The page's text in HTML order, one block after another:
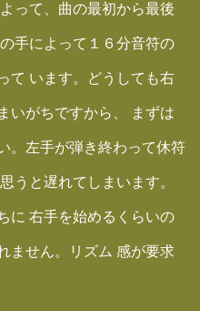
って、曲の最初から最後
手によって１６分音符の
て います。どうしても右
いがちですから、 まずは
。左手が弾き終わって休符
うと遅れてしまいます。
に 右手を始めるくらいの
ません。リズム 感が要求